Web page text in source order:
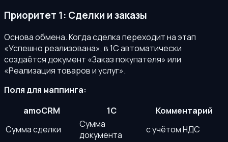
Приоритет 1: Сделки и заказы
Основа обмена. Когда сделка переходит на этап
«Успешно реализована», в 1С автоматически
создаётся документ «Заказ покупателя» или
«Реализация товаров и услуг».
Поля для маппинга:
amoCRM
1С
Комментарий
Сумма сделки
Сумма
документа
с учётом НДС